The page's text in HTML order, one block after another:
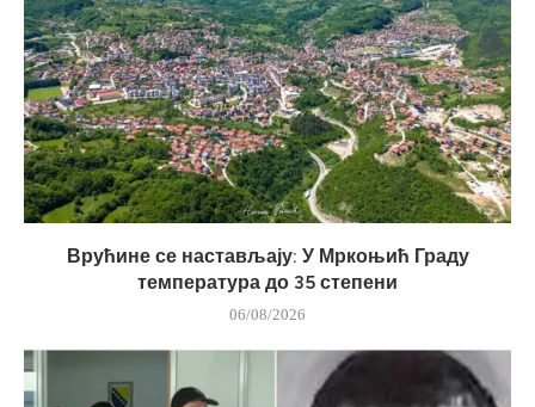
Врућине се настављају: У Мркоњић Граду
температура до 35 степени
06/08/2026